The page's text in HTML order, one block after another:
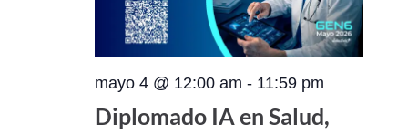
mayo 4 @ 12:00 am - 11:59 pm
Diplomado IA en Salud,